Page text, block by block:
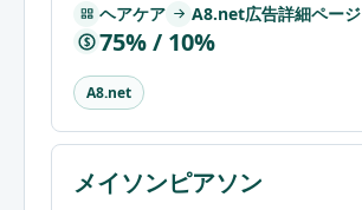
ヘアケア A8.net広告詳細ページ
$ 75% / 10%
A8.net
メイソンピアソン